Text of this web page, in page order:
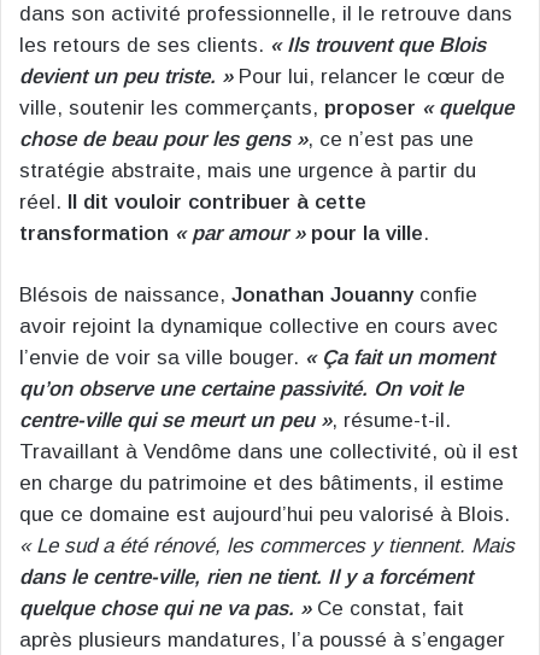
dans son activité professionnelle, il le retrouve dans
les retours de ses clients. « Ils trouvent que Blois
devient un peu triste. »Pour lui, relancer le cœur de
ville, soutenir les commerçants, proposer « quelque
chose de beau pour les gens », ce n’est pas une
stratégie abstraite, mais une urgence à partir du
réel. Il dit vouloir contribuer à cette
transformation « par amour »pour la ville.
Blésois de naissance, Jonathan Jouannyconfie
avoir rejoint la dynamique collective en cours avec
l’envie de voir sa ville bouger. « Ça fait un moment
qu’on observe une certaine passivité. On voit le
centre-ville qui se meurt un peu », résume-t-il.
Travaillant à Vendôme dans une collectivité, où il est
en charge du patrimoine et des bâtiments, il estime
que ce domaine est aujourd’hui peu valorisé à Blois.
« Le sud a été rénové, les commerces y tiennent. Mais
dans le centre-ville, rien ne tient. Il y a forcément
quelque chose qui ne va pas. »Ce constat, fait
après plusieurs mandatures, l’a poussé à s’engager